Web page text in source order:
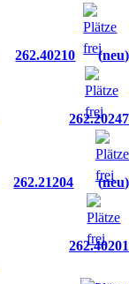
262.40210
neu
262.20247
262.21204
neu
262.40201